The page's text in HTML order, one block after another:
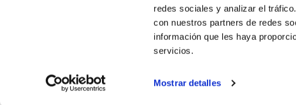
redes sociales y analizar el
con nuestros partners de redes
información que les haya
servicios.
Mostrar detalles
ALICANTE
© FEDERACIÓN BALONCESTO COMUNIDAD VALENCIANA